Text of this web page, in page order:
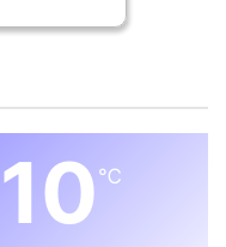
10 ℃